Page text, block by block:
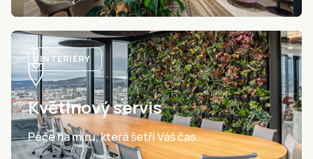
INTERIÉRY
Květinový servis
Péče na míru, která šetří Váš čas.